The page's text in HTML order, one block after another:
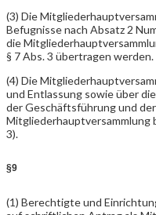
(3) Die
Befugnisse nach Absatz 2
die
§ 7 Abs. 3 übertragen werden.
(4) Die
und Entlassung sowie über
der Geschäftsführung und
Mitgliederhauptversammlung
3).
§9
(1) Berechtigte und